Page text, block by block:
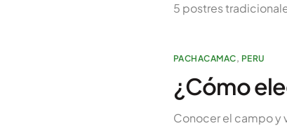
5 postres
PACHACAMAC, PERU
¿Cómo
Conocer el campo y